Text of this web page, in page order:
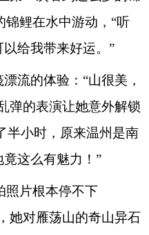
锦鲤在水中游动，“听
给我带来好运。”
的体验：“山很美，
弹的表演让她意外解锁
半小时，原来温州是南
这么有魅力！”
片根本停不下
她对雁荡山的奇山异石